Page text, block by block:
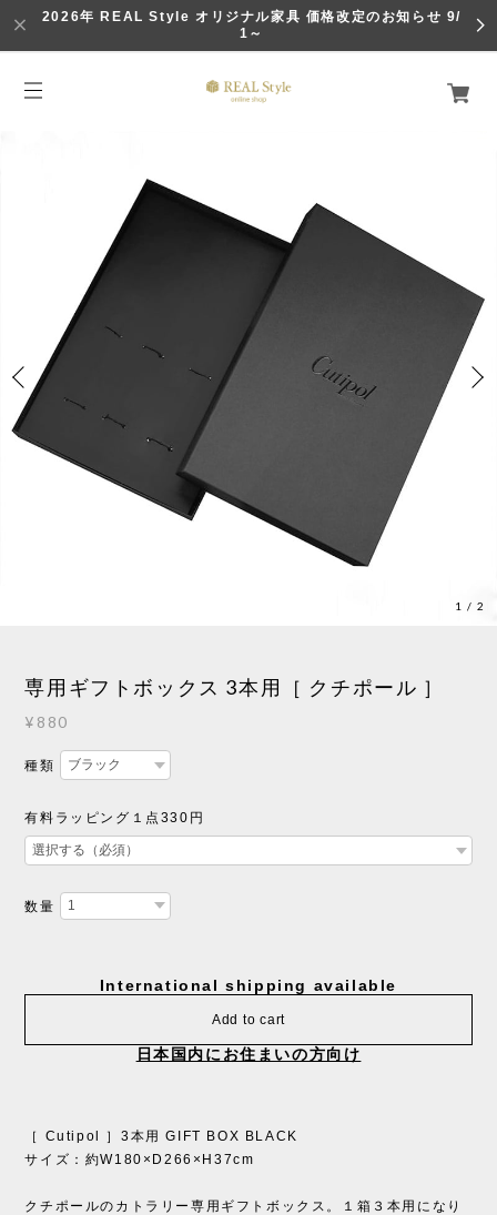
2026年 REAL Style オリジナル家具 価格改定のお知らせ 9/
1～
1 /2
専用ギフトボックス 3本用［ クチポール ］
¥880
種類
有料ラッピング１点330円
数量
International shipping available
Add to cart
日本国内にお住まいの方向け
［ Cutipol ］3本用 GIFT BOX BLACK
サイズ：約W180×D266×H37cm
クチポールのカトラリー専用ギフトボックス。１箱３本用になり